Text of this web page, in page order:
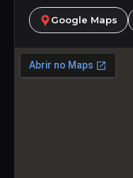
Google Maps